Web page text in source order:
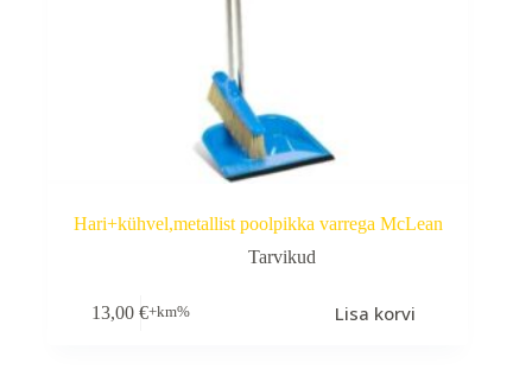
Hari+kühvel,metallist poolpikka varrega McLean
Tarvikud
13,00€+km% Lisa korvi